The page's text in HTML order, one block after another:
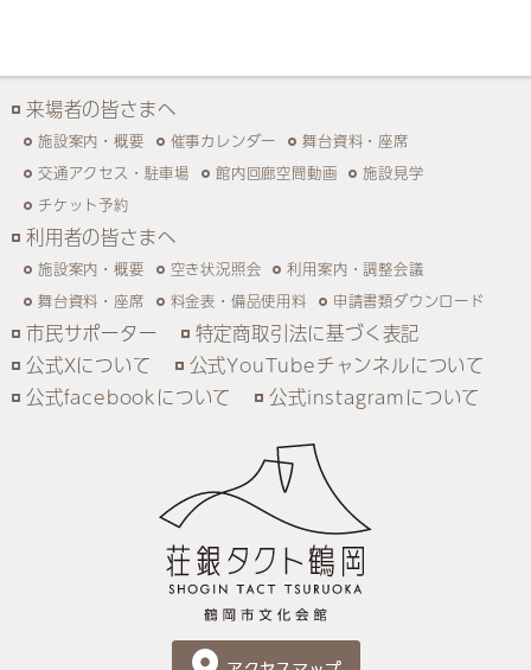
来場者の皆さまへ
施設案内・概要 催事カレンダー
舞台資料・座席
交通アクセス・駐車場
館内回廊空間動画
施設見学
チケット予約
利用者の皆さまへ
施設案内・概要 空き状況照会
利用案内・調整会議
舞台資料・座席
料金表・備品使用料 申請書類ダウンロード
市民サポーター
特定商取引法に基づく表記
公式Xについて
公式YouTubeチャンネルについて
公式facebookについて
公式instagramについて